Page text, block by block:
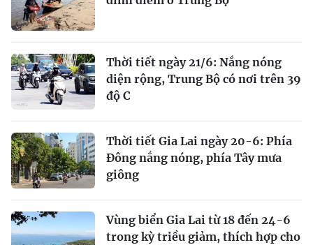
Thời tiết ngày 21/6: Nắng nóng
diện rộng, Trung Bộ có nơi trên 39
độ C
Thời tiết Gia Lai ngày 20-6: Phía
Đông nắng nóng, phía Tây mưa
giông
Vùng biển Gia Lai từ 18 đến 24-6
trong kỳ triều giảm, thích hợp cho